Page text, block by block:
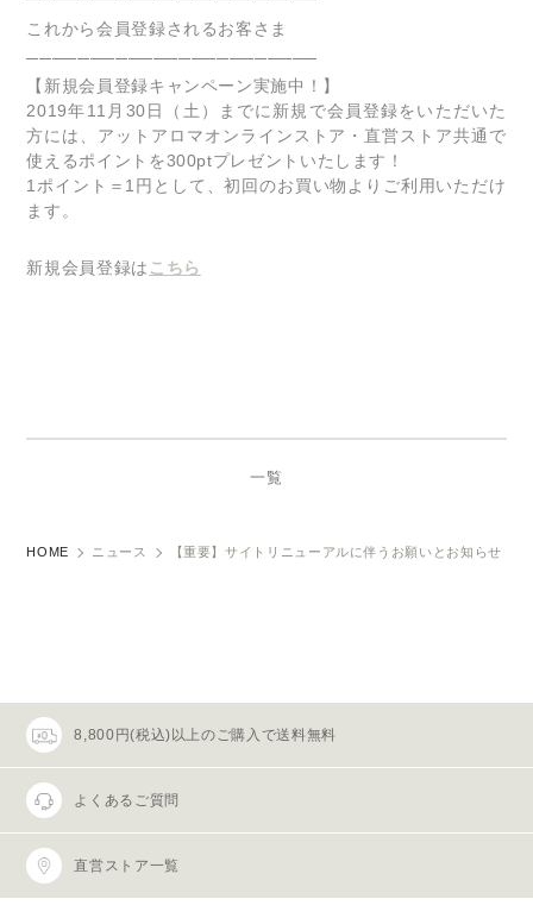
これから会員登録されるお客さま
───────────────────────
【新規会員登録キャンペーン実施中！】
2019年11 月 30日（土）までに新規で会員登録をいただいた
方には、アットアロマオンラインストア・直営ストア共通で
使えるポイントを300ptプレゼントいたします！
1 ポイント＝ 1 円として、初回のお買い物よりご利用いただけ
ます。
新規会員登録は こちら
一覧
HOME ニュース 【重要】サイトリニューアルに伴うお願いとお知らせ
8,800円(税込)以上のご購入で送料無料
よくあるご質問
直営ストア一覧